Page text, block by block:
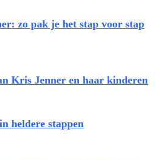
zo pak je het stap voor stap
Kris Jenner en haar kinderen
heldere stappen